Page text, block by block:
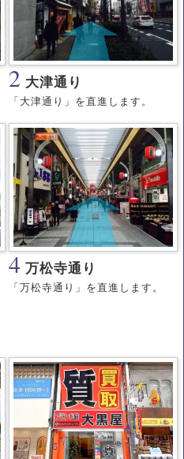
2 大津通り
「大津通り」を直進します。
4 万松寺通り
「万松寺通り」を直進します。